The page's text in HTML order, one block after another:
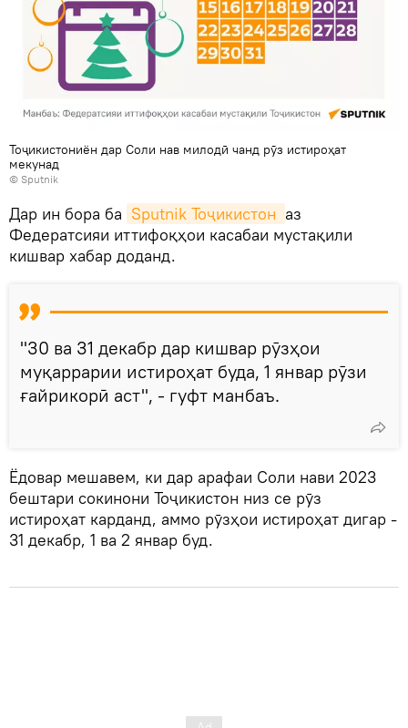
Тоҷикистониён дар Соли нав милодӣ чанд рӯз истироҳат
мекунад
© Sputnik
Дар ин бора ба Sputnik Тоҷикистон аз
Федератсияи иттифоқҳои касабаи мустақили
кишвар хабар доданд.
"30 ва 31 декабр дар кишвар рӯзҳои
муқаррарии истироҳат буда, 1 январ рӯзи
ғайрикорӣ аст", - гуфт манбаъ.
Ёдовар мешавем, ки дар арафаи Соли нави 2023
бештари сокинони Тоҷикистон низ се рӯз
истироҳат карданд, аммо рӯзҳои истироҳат дигар -
31 декабр, 1 ва 2 январ буд.